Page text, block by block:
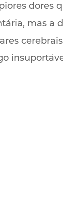
dores
mas a